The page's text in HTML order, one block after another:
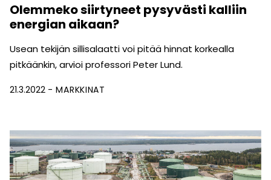
Olemmeko siirtyneet pysyvästi kalliin
energian aikaan?
Usean tekijän sillisalaatti voi pitää hinnat korkealla
pitkäänkin, arvioi professori Peter Lund.
21.3.2022 MARKKINAT